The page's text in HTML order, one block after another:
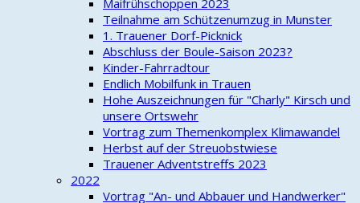
Maifrühschoppen 2023
Teilnahme am Schützenumzug in Munster
1. Trauener Dorf-Picknick
Abschluss der Boule-Saison 2023?
Kinder-Fahrradtour
Endlich Mobilfunk in Trauen
Hohe Auszeichnungen für "Charly" Kirsch und
unsere Ortswehr
Vortrag zum Themenkomplex Klimawandel
Herbst auf der Streuobstwiese
Trauener Adventstreffs 2023
2022
Vortrag "An- und Abbauer und Handwerker"